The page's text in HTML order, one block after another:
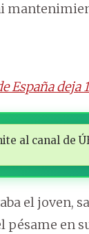
España deja
al canal de
el joven,
en